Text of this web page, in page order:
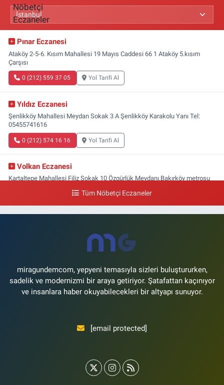
Pınar Eczanesi
Ataköy 2-5-6. Kısım Mahallesi 19 Mayıs Caddesi 66 1 Ataköy 5.kısım
Çarşısı
0 (212) 559 37 05 Yol Tarifi Al
Yıldız Eczanesi
Şenlikköy Mahallesi Meydan Sokak 3 A Şenlikköy Karakolu Yanı Tel:
05455741616
0 (212) 574 16 16 Yol Tarifi Al
Volkan Eczanesi
Kartaltepe Mahallesi Filiz Sokak 10 Özgürlük Meydanı,Bakırköy metrosu
Yeşilköy Mahallesi Doğruyol Sokak 7 A Dürümcü Baba'nın Bir Alt
0 (212) 663 11 97
Tüm Nöbetçi Eczaneler
miragundemcom, yepyeni temasıyla sizleri buluştururken,
sadelik ve modernizmi bir araya getiriyor. Şatafattan kaçınıyor
ve insanlara haber okuyabilecekleri bir altyapı sunuyor.
[email protected]